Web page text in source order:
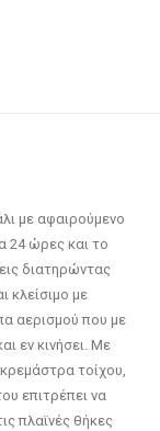
με αφαιρούμενο
24 ώρες και το
διατηρώντας
κλείσιμο με
αερισμού που με
εν κινήσει. Με
τοίχου,
επιτρέπει να
πλαϊνές θήκες